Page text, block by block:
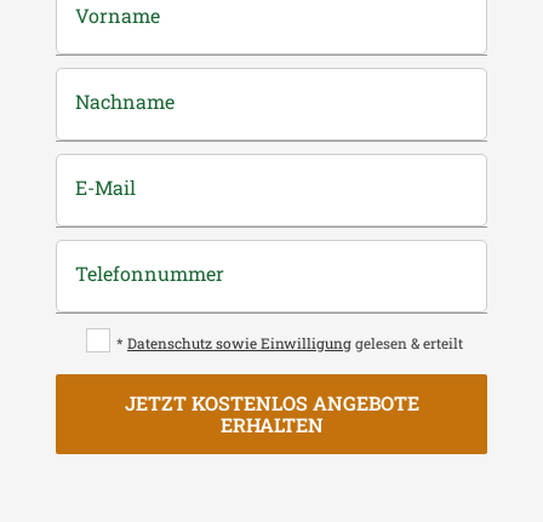
Vorname
Nachname
E-Mail
Telefonnummer
* Datenschutz sowie Einwilligung gelesen & erteilt
JETZT KOSTENLOS ANGEBOTE
ERHALTEN